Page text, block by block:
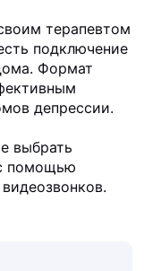
терапевтом
подключение
Формат
депрессии.
выбрать
помощью